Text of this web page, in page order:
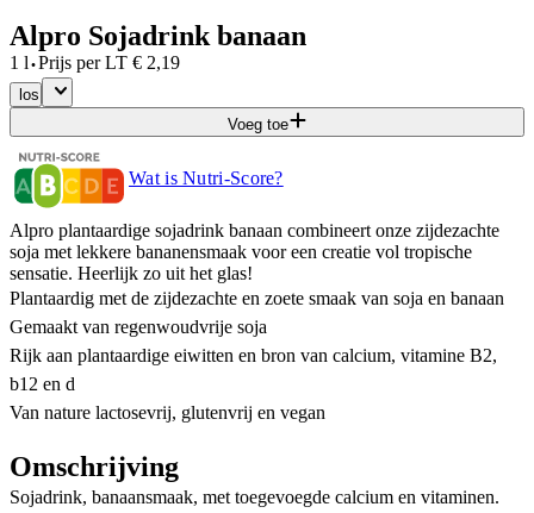
Alpro Sojadrink banaan
1 l·Prijs per LT € 2,19
los
Voeg toe
Wat is Nutri-Score?
Alpro plantaardige sojadrink banaan combineert onze zijdezachte
soja met lekkere bananensmaak voor een creatie vol tropische
sensatie. Heerlijk zo uit het glas!
Plantaardig met de zijdezachte en zoete smaak van soja en banaan
Gemaakt van regenwoudvrije soja
Rijk aan plantaardige eiwitten en bron van calcium, vitamine B2,
b12 en d
Van nature lactosevrij, glutenvrij en vegan
Omschrijving
Sojadrink, banaansmaak, met toegevoegde calcium en vitaminen.